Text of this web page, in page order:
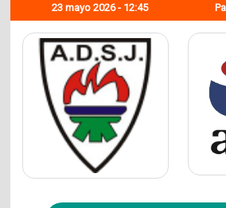
23 mayo 2026 - 12:45